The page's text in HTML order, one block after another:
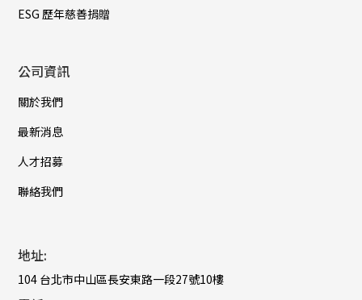
ESG 歷年慈善捐贈
公司資訊
關於我們
最新消息
人才招募
聯絡我們
地址:
104 台北市中山區長安東路一段27號10樓